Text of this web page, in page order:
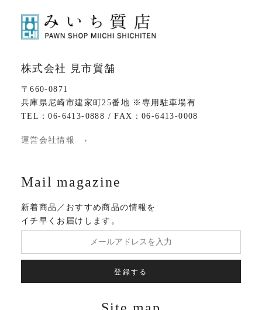
株式会社 見市質舗
〒660-0871
兵庫県尼崎市建家町25番地 ※専用駐車場有
TEL：06-6413-0888 / FAX：06-6413-0008
運営会社情報 ›
Mail magazine
新着商品／おすすめ商品の情報を
イチ早くお届けします。
登録する